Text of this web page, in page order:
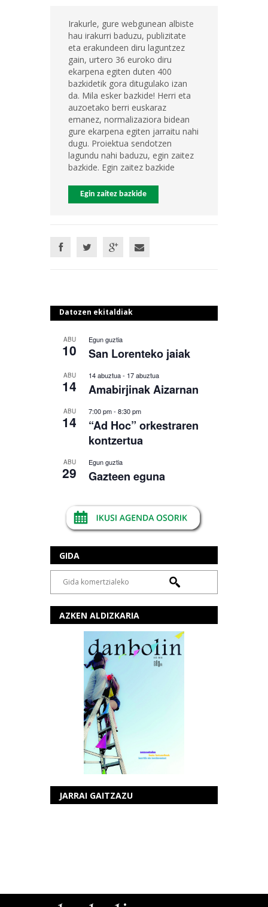
Irakurle, gure webgunean albiste
hau irakurri baduzu, publizitate
eta erakundeen diru laguntzez
gain, urtero 36 euroko diru
ekarpena egiten duten 400
bazkidetik gora ditugulako izan
da. Mila esker bazkide! Herri eta
auzoetako berri euskaraz
emanez, normalizaziora bidean
gure ekarpena egiten jarraitu nahi
dugu. Proiektua sendotzen
lagundu nahi baduzu, egin zaitez
bazkide. Egin zaitez bazkide
Egin zaitez bazkide
Datozen ekitaldiak
ABU
10
Egun guztia
San Lorenteko jaiak
ABU
14
14 abuztua- 17 abuztua
Amabirjinak Aizarnan
ABU
14
7:00 pm- 8:30 pm
“Ad Hoc” orkestraren
kontzertua
ABU
29
Egun guztia
Gazteen eguna
GIDA
AZKEN ALDIZKARIA
JARRAI GAITZAZU